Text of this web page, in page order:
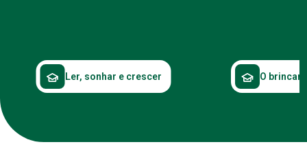
Ler, sonhar e crescer O brincar